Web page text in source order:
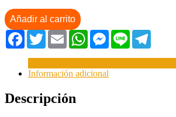
Añadir al carrito
Facebook
TwitterEmail WhatsAppMessenger
Line
Información adicional
Descripción